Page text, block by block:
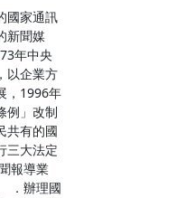
國家通訊
新聞媒
年中央
以企業方
，1996年
例」改制
共有的國
三大法定
報導業
．辦理國